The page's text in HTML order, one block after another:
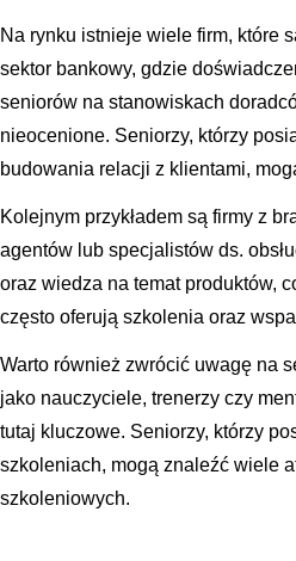
Na rynku istnieje wiele firm, które
sektor bankowy, gdzie
seniorów na stanowiskach
nieocenione. Seniorzy, którzy
budowania relacji z klientami,
Kolejnym przykładem są firmy z
agentów lub specjalistów ds.
oraz wiedza na temat produktów,
często oferują szkolenia oraz
Warto również zwrócić uwagę na
jako nauczyciele, trenerzy czy
tutaj kluczowe. Seniorzy, którzy
szkoleniach, mogą znaleźć wiele
szkoleniowych.